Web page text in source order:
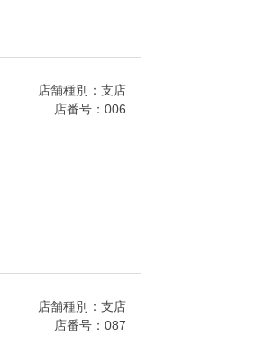
店舗種別：支店
店番号：006
店舗種別：支店
店番号：087